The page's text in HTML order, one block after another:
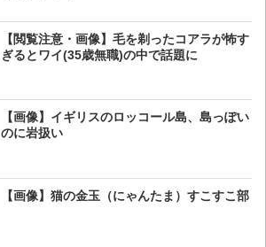
【閲覧注意・画像】毛を剃ったコアラが怖す
ぎるとワイ(35歳無職)の中で話題に
【画像】イギリスのロッコール島、島っぽい
のに岩扱い
【画像】猫の金玉（にゃんたま）すこすこ部
【画像大量！】イッヌさん
も上手い
【画像】 アメリカのケー
【動画】男性、ロバにちょ